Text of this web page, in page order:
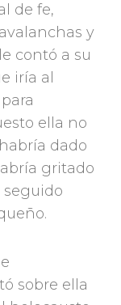
de fe,
y
contó a su
iría al
ella no
dado
gritado
seguido
sobre ella